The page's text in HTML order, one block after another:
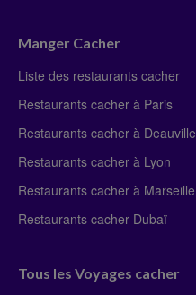
Manger Cacher
Liste des restaurants cacher
Restaurants cacher à Paris
Restaurants cacher à Deauville
Restaurants cacher à Lyon
Restaurants cacher à Marseille
Restaurants cacher Dubaï
Tous les Voyages cacher